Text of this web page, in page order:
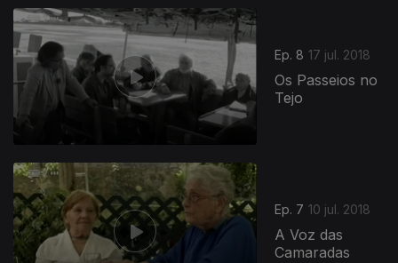
Ep. 8 17 jul. 2018
Os Passeios no
Tejo
Ep. 7 10 jul. 2018
A Voz das
Camaradas